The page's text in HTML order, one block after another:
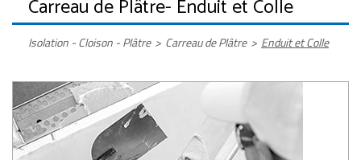
Carreau de Plâtre- Enduit et Colle
Isolation - Cloison - Plâtre > Carreau de Plâtre > Enduit et Colle